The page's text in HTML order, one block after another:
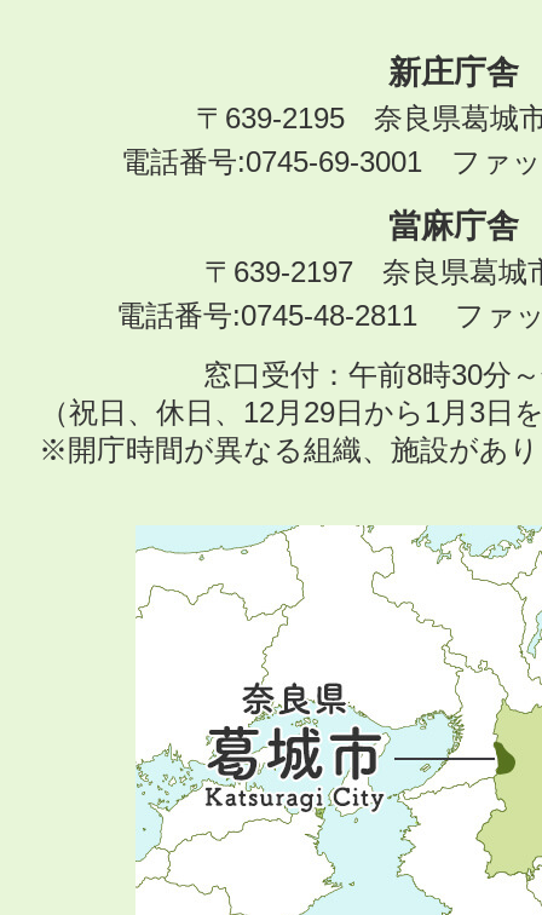
新庄庁舎
〒639-2195 奈良県葛城
電話番号:0745-69-3001 ファ
當麻庁舎
〒639-2197 奈良県葛城
電話番号:0745-48-2811 ファ
窓口受付：午前8時30分
（祝日、休日、12月29日から1月3日
※開庁時間が異なる組織、施設があ